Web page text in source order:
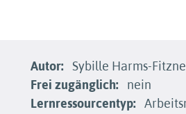
Autor:
Sybille Harms-
Frei zugänglich:
nein
Lernressourcentyp: